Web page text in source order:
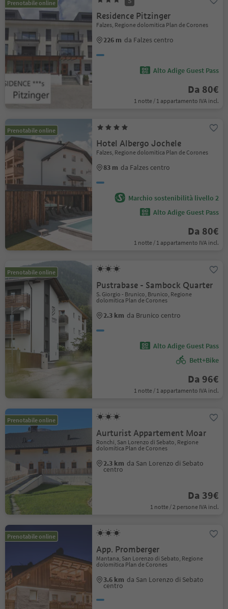
Prenotabile online
Residence Pitzinger
Falzes, Regione dolomitica Plan de Corones
226 m da Falzes centro
Alto Adige Guest Pass
Da 80€
1 notte / 1 appartamento IVA incl.
Prenotabile online
Hotel Albergo Jochele
Falzes, Regione dolomitica Plan de Corones
83 m da Falzes centro
Marchio sostenibilità livello 2
Alto Adige Guest Pass
Da 80€
1 notte / 1 appartamento IVA incl.
Prenotabile online
Pustrabase - Sambock Quarter
S. Giorgio - Brunico, Brunico, Regione
dolomitica Plan de Corones
2.3 km da Brunico centro
Alto Adige Guest Pass
Bett+Bike
Da 96€
1 notte / 1 appartamento IVA incl.
Prenotabile online
Aurturist Appartement Moar
Ronchi, San Lorenzo di Sebato, Regione
dolomitica Plan de Corones
2.3 km da San Lorenzo di Sebato
centro
Da 39€
1 notte / 2 persone IVA incl.
Prenotabile online
App. Promberger
Mantana, San Lorenzo di Sebato, Regione
dolomitica Plan de Corones
3.6 km da San Lorenzo di Sebato
centro